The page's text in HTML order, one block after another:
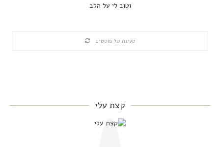
וטוב לי על הלב
טעינה של פוסטים
קצת עלי